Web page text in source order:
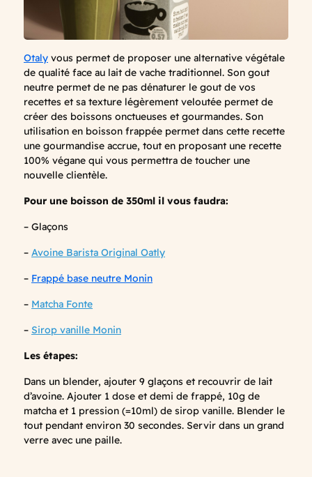
Otaly vous permet de proposer une alternative végétale
de qualité face au lait de vache traditionnel. Son gout
neutre permet de ne pas dénaturer le gout de vos
recettes et sa texture légèrement veloutée permet de
créer des boissons onctueuses et gourmandes. Son
utilisation en boisson frappée permet dans cette recette
une gourmandise accrue, tout en proposant une recette
100% végane qui vous permettra de toucher une
nouvelle clientèle.
Pour une boisson de 350ml il vous faudra:
– Glaçons
– Avoine Barista Original Oatly
– Frappé base neutre Monin
– Matcha Fonte
– Sirop vanille Monin
Les étapes:
Dans un blender, ajouter 9 glaçons et recouvrir de lait
d’avoine. Ajouter 1 dose et demi de frappé, 10g de
matcha et 1 pression (=10ml) de sirop vanille. Blender le
tout pendant environ 30 secondes. Servir dans un grand
verre avec une paille.